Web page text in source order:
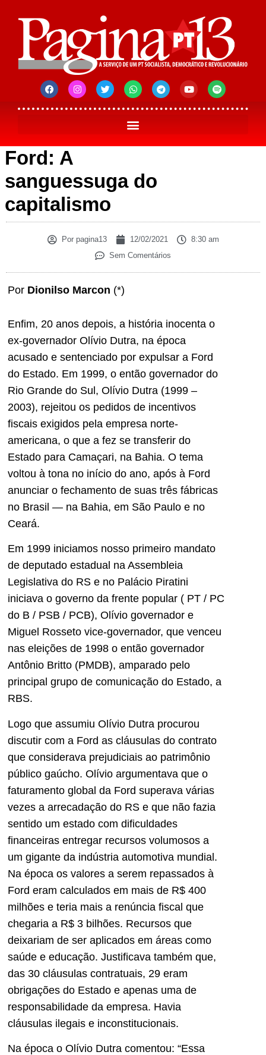
Ford: A
sanguessuga do
capitalismo
Porpagina13 12/02/2021
8:30 am
Sem Comentários
Por Dionilso Marcon (*)
Enfim, 20 anos depois, a história inocenta o
ex-governador Olívio Dutra, na época
acusado e sentenciado por expulsar a Ford
do Estado. Em 1999, o então governador do
Rio Grande do Sul, Olívio Dutra (1999 –
2003), rejeitou os pedidos de incentivos
fiscais exigidos pela empresa norte-
americana, o que a fez se transferir do
Estado para Camaçari, na Bahia. O tema
voltou à tona no início do ano, após à Ford
anunciar o fechamento de suas três fábricas
no Brasil — na Bahia, em São Paulo e no
Ceará.
Em 1999 iniciamos nosso primeiro mandato
de deputado estadual na Assembleia
Legislativa do RS e no Palácio Piratini
iniciava o governo da frente popular ( PT / PC
do B / PSB / PCB), Olívio governador e
Miguel Rosseto vice-governador, que venceu
nas eleições de 1998 o então governador
Antônio Britto (PMDB), amparado pelo
principal grupo de comunicação do Estado, a
RBS.
Logo que assumiu Olívio Dutra procurou
discutir com a Ford as cláusulas do contrato
que considerava prejudiciais ao patrimônio
público gaúcho. Olívio argumentava que o
faturamento global da Ford superava várias
vezes a arrecadação do RS e que não fazia
sentido um estado com dificuldades
financeiras entregar recursos volumosos a
um gigante da indústria automotiva mundial.
Na época os valores a serem repassados à
Ford eram calculados em mais de R$ 400
milhões e teria mais a renúncia fiscal que
chegaria a R$ 3 bilhões. Recursos que
deixariam de ser aplicados em áreas como
saúde e educação. Justificava também que,
das 30 cláusulas contratuais, 29 eram
obrigações do Estado e apenas uma de
responsabilidade da empresa. Havia
cláusulas ilegais e inconstitucionais.
Na época o Olívio Dutra comentou: “Essa